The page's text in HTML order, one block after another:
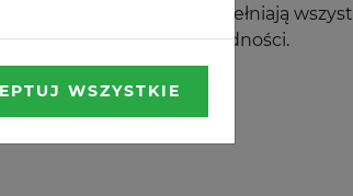
urządzenia spełniają
bezpieczeństwa i dokładności.
WSZYSTKIE